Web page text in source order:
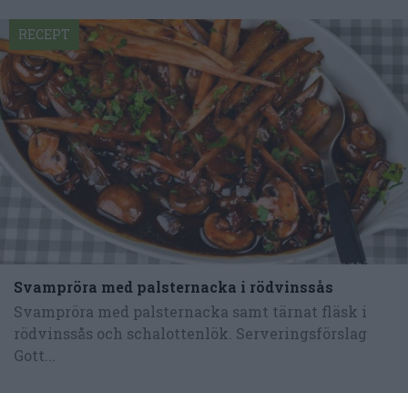
Svampröra med palsternacka i rödvinssås
Svampröra med palsternacka samt tärnat fläsk i
rödvinssås och schalottenlök. Serveringsförslag
Gott...
RECEPT